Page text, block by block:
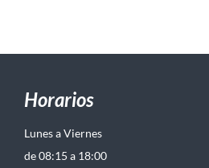
Horarios
Lunes a Viernes
de 08:15 a 18:00